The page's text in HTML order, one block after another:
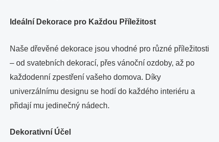
Ideální Dekorace pro Každou Příležitost
Naše dřevěné dekorace jsou vhodné pro různé příležitosti
– od svatebních dekorací, přes vánoční ozdoby, až po
každodenní zpestření vašeho domova. Díky
univerzálnímu designu se hodí do každého interiéru a
přidají mu jedinečný nádech.
Dekorativní Účel